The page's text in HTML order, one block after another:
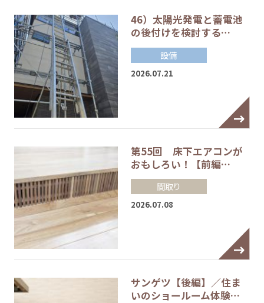
46）太陽光発電と蓄電池
の後付けを検討する…
設備
2026.07.21
第55回 床下エアコンが
おもしろい！【前編…
間取り
2026.07.08
サンゲツ【後編】／住ま
いのショールーム体験…